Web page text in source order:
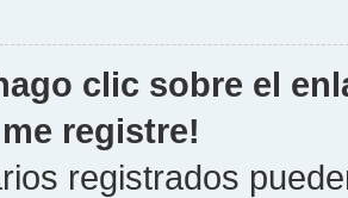
clic sobre el
registre!
registrados